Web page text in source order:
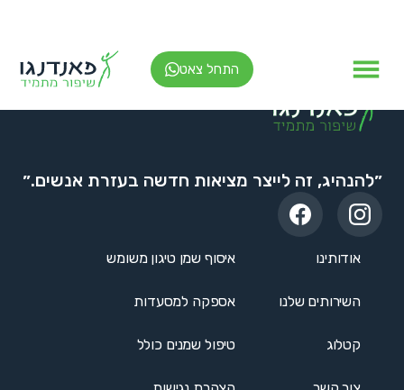
התחל צאט
״להנהיג, זה לייצר מציאות חדשה בעזרת אנשים.״
אודותינו
השירותים שלנו
קטלוג
איסוף שמן טיגון משומש
אספקה למסעדות
טיפול שמנים כולל